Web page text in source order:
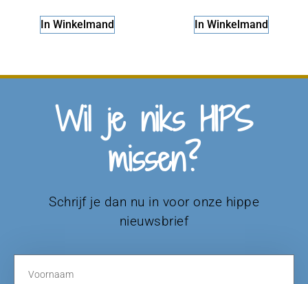
In Winkelmand In Winkelmand
Wil je niks HIPS
missen?
Schrijf je dan nu in voor onze hippe
nieuwsbrief